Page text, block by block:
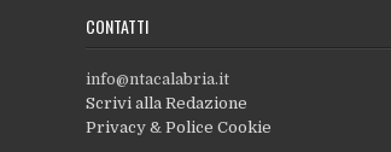
CONTATTI
info@ntacalabria.it
Scrivi alla Redazione
Privacy & Police Cookie